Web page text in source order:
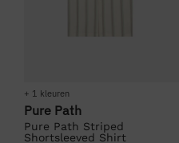
+ 1 kleuren
Pure Path
Pure Path Striped
Shortsleeved Shirt